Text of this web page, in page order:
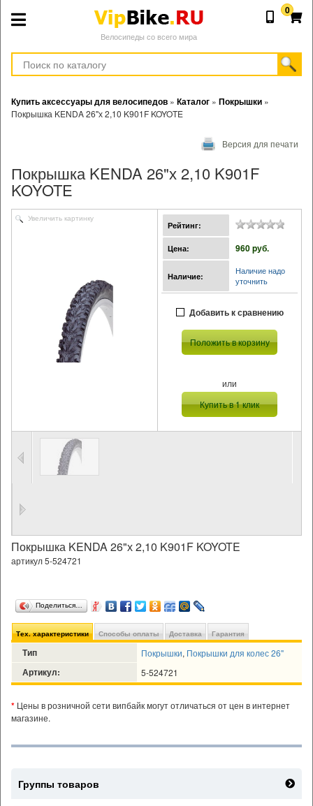
Велосипеды со всего мира
0
Купить аксессуары для велосипедов » Каталог » Покрышки »
Покрышка KENDA 26"х 2,10 K901F KOYOTE
Версия для печати
Покрышка KENDA 26"х 2,10 K901F
KOYOTE
Увеличить картинку
Рейтинг:
Цена: 960 pуб.
Наличие:
Наличие надо
уточнить
Добавить к сравнению
Положить в корзину
или
Купить в 1 клик
Покрышка KENDA 26"х 2,10 K901F KOYOTE
артикул 5-524721
Поделиться…
Тех. характеристики Способы оплаты Доставка Гарантия
Тип Покрышки, Покрышки для колес 26"
Артикул: 5-524721
* Цены в розничной сети випбайк могут отличаться от цен в интернет
магазине.
Группы товаров